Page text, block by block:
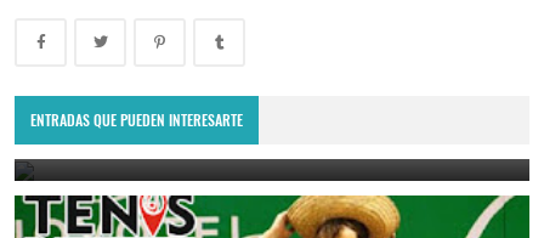
ENTRADAS QUE PUEDEN INTERESARTE
Lima Challenger: Ignacio Carou y Franco Roncadelli participarán en
el torneo ATP de Perú
June 23, 2025